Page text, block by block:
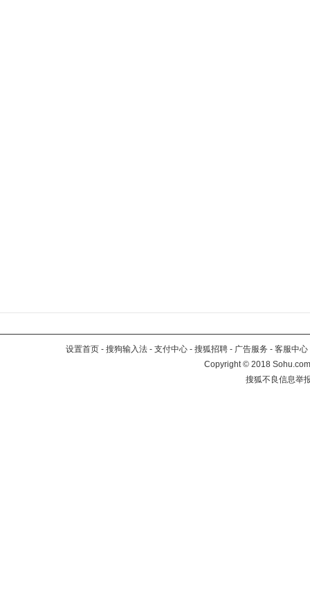
设置首页 - 搜狗输入法 - 支付中心 - 搜狐招聘 - 广告服务 - 客服中心
Copyright©2018
搜狐不良信息举